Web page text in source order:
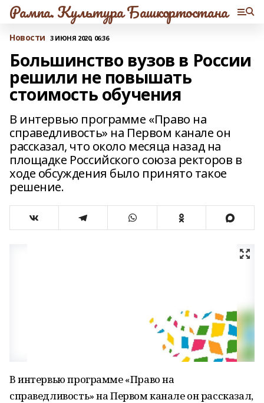
Рампа. Культура Башкортостана
Новости 3 ИЮНЯ 2020, 06:36
Большинство вузов в России
решили не повышать
стоимость обучения
В интервью программе «Право на
справедливость» на Первом канале он
рассказал, что около месяца назад на
площадке Российского союза ректоров в
ходе обсуждения было принято такое
решение.
В интервью программе «Право на
справедливость» на Первом канале он рассказал,